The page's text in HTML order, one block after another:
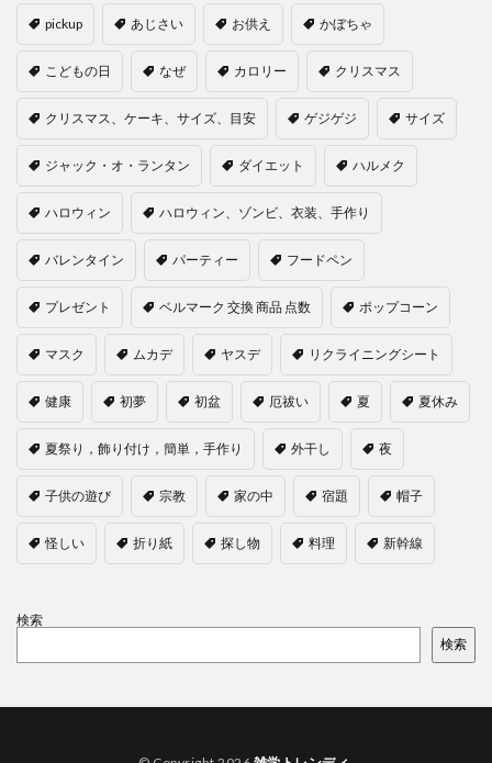
pickup あじさい お供え かぼちゃ
こどもの日 なぜ カロリー クリスマス
クリスマス、ケーキ、サイズ、目安 ゲジゲジ サイズ
ジャック・オ・ランタン ダイエット ハルメク
ハロウィン ハロウィン、ゾンビ、衣装、手作り
バレンタイン パーティー フードペン
プレゼント ベルマーク 交換 商品 点数 ポップコーン
マスク ムカデ ヤスデ リクライニングシート
健康 初夢 初盆 厄祓い 夏 夏休み
夏祭り，飾り付け，簡単，手作り 外干し 夜
子供の遊び 宗教 家の中 宿題 帽子
怪しい 折り紙 探し物 料理 新幹線
検索
検索